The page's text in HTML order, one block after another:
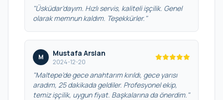
"Üsküdar’dayım. Hızlı servis, kaliteli işçilik. Genel
olarak memnun kaldım. Teşekkürler."
M Mustafa Arslan
2024-12-20
"Maltepe’de gece anahtarım kırıldı, gece yarısı
aradım, 25 dakikada geldiler. Profesyonel ekip,
temiz işçilik, uygun fiyat. Başkalarına da önerdim."